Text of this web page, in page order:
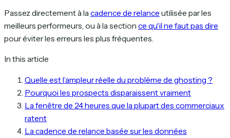
Passez directement à la cadence de relance utilisée par les
meilleurs performeurs, ou à la section ce qu'il ne faut pas dire
pour éviter les erreurs les plus fréquentes.
In this article
Quelle est l’ampleur réelle du problème de ghosting ?
Pourquoi les prospects disparaissent vraiment
La fenêtre de 24 heures que la plupart des commerciaux
ratent
La cadence de relance basée sur les données